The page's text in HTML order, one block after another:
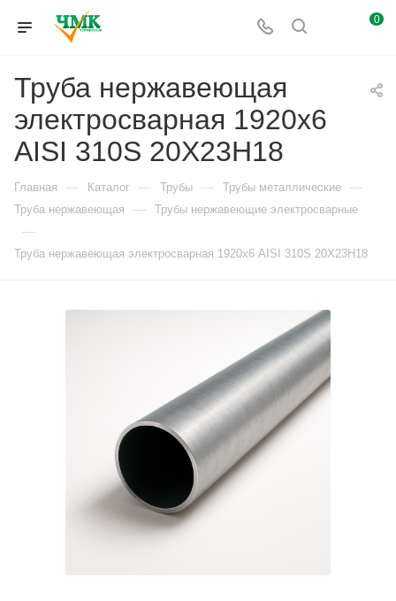
0
Труба нержавеющая
электросварная 1920х6
AISI 310S 20Х23Н18
Главная — Каталог — Трубы — Трубы металлические —
Труба нержавеющая — Трубы нержавеющие электросварные
—
Труба нержавеющая электросварная 1920х6 AISI 310S 20Х23Н18